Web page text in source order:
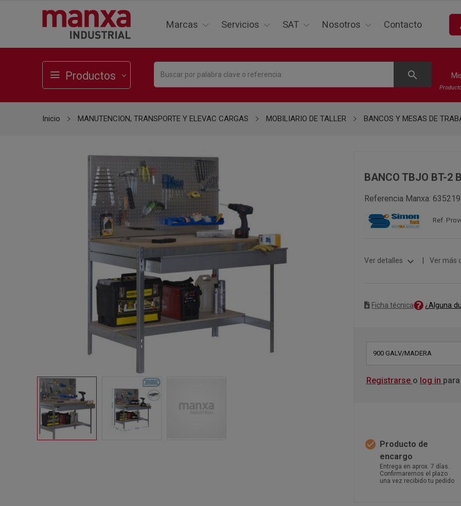
Marcas Servicios SAT Nosotros Contacto
Productos search
Inicio MANUTENCION, TRANSPORTE Y ELEVAC CARGAS MOBILIARIO DE TALLER BANCOS Y MESAS DE
BANCO TBJO BT-2
Referencia Manxa: 635219
Ref.
Ver detalles expand_more Ver más
Ficha técnica ¿Alguna
900 GALV/MADERA
Registrarse o log in
check_circle Producto de
encargo
Entrega en aprox. 7 días.
Confirmaremos el plazo
una vez recibido tu pedido